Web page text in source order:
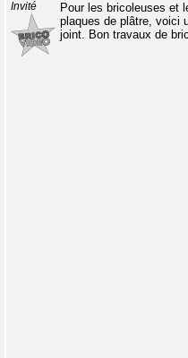
Invité
Pour les bricoleuses et
plaques de plâtre, voici
joint. Bon travaux de